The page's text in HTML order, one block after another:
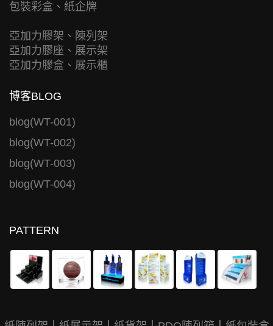
包裝彩盒、紙企牌
亞加力膠架、陳列架
亞加力膠座、展示架
亞加力膠盒、展示櫃
博客BLOG
blog(WT-001)
blog(WT-002)
blog(WT-003)
blog(WT-004)
PATTERN